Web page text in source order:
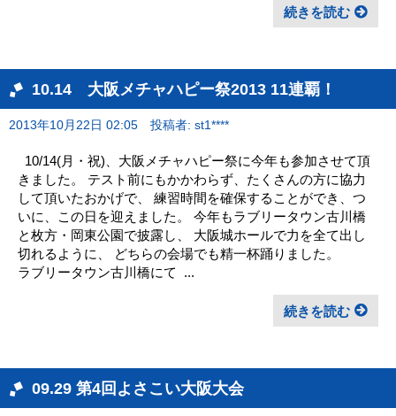
続きを読む
10.14 大阪メチャハピー祭2013 11連覇！
2013年10月22日 02:05 投稿者: st1****
10/14(月・祝)、大阪メチャハピー祭に今年も参加させて頂
きました。 テスト前にもかかわらず、たくさんの方に協力
して頂いたおかげで、 練習時間を確保することができ、つ
いに、この日を迎えました。 今年もラブリータウン古川橋
と枚方・岡東公園で披露し、 大阪城ホールで力を全て出し
切れるように、 どちらの会場でも精一杯踊りました。
ラブリータウン古川橋にて ...
続きを読む
09.29 第4回よさこい大阪大会